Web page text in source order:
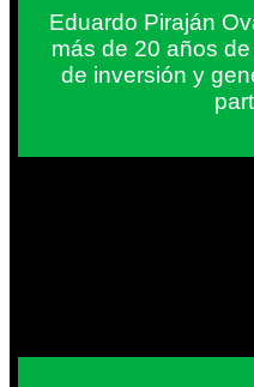
Eduardo Piraján
más de 20 años
de inversión y